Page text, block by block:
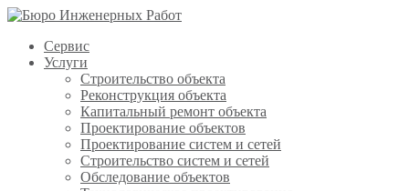
Сервис
Услуги
Строительство объекта
Реконструкция объекта
Капитальный ремонт объекта
Проектирование объектов
Проектирование систем и сетей
Строительство систем и сетей
Обследование объектов